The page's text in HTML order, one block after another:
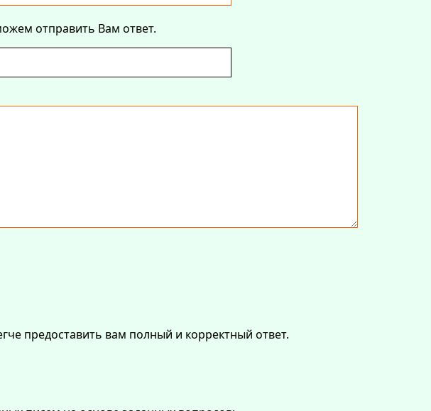
отправить Вам ответ.
предоставить вам полный и корректный ответ.